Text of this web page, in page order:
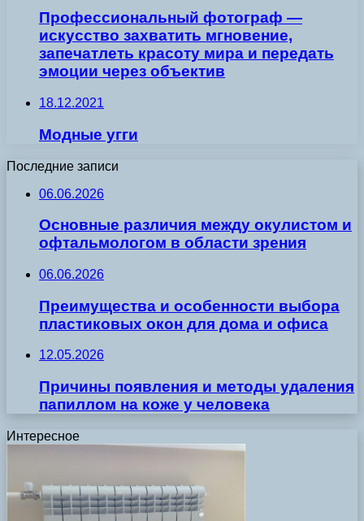
Профессиональный фотограф —
искусство захватить мгновение,
запечатлеть красоту мира и передать
эмоции через объектив
18.12.2021
Модные угги
Последние записи
06.06.2026
Основные различия между окулистом и
офтальмологом в области зрения
06.06.2026
Преимущества и особенности выбора
пластиковых окон для дома и офиса
12.05.2026
Причины появления и методы удаления
папиллом на коже у человека
Интересное